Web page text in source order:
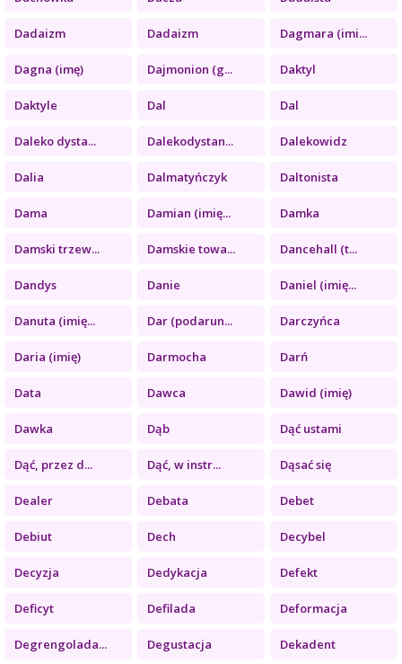
Dadaizm Dadaizm Dagmara (imi...
Dagna (imę) Dajmonion (g... Daktyl
Daktyle Dal Dal
Daleko dysta... Dalekodystan... Dalekowidz
Dalia Dalmatyńczyk Daltonista
Dama Damian (imię... Damka
Damski trzew... Damskie towa... Dancehall (t...
Dandys Danie Daniel (imię...
Danuta (imię... Dar (podarun... Darczyńca
Daria (imię) Darmocha Darń
Data Dawca Dawid (imię)
Dawka Dąb Dąć ustami
Dąć, przez d... Dąć, w instr... Dąsać się
Dealer Debata Debet
Debiut Dech Decybel
Decyzja Dedykacja Defekt
Deficyt Defilada Deformacja
Degrengolada... Degustacja Dekadent